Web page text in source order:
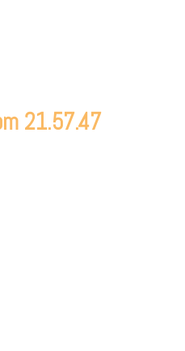
21.57.47